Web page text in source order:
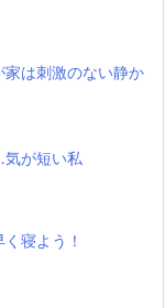
は刺激のない静か
が短い私
寝よう！